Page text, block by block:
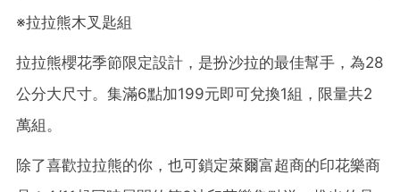
※拉拉熊木叉匙組
拉拉熊櫻花季節限定設計，是扮沙拉的最佳幫手，為28
公分大尺寸。集滿6點加199元即可兌換1組，限量共2
萬組。
除了喜歡拉拉熊的你，也可鎖定萊爾富超商的印花樂商